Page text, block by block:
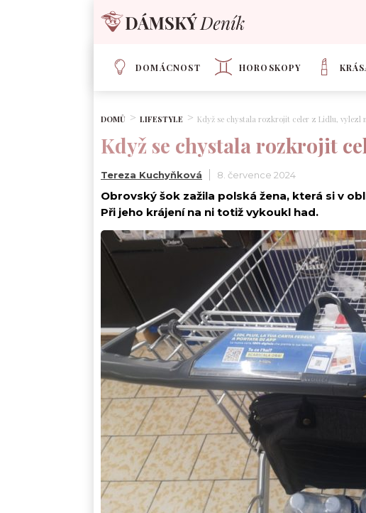
DOMÁCNOST HOROSKOPY
DOMŮ LIFESTYLE Když se chystala rozkrojit celer z Lidlu, vylezl
Když se chystala rozkrojit
Tereza Kuchyňková 8. července 2024
Obrovský šok zažila polská žena, která si v
Při jeho krájení na ni totiž vykoukl had.